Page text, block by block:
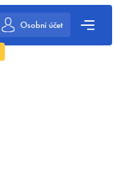
Osobní účet